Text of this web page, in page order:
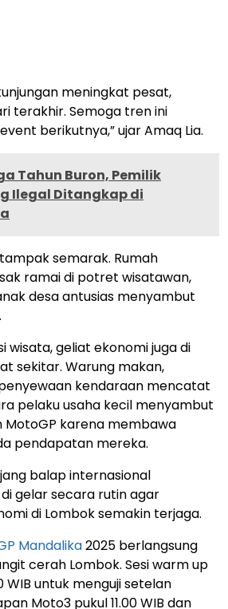
meningkat pesat,
terakhir. Semoga tren ini
berikutnya,” ujar Amaq Lia.
Tahun Buron, Pemilik
Ilegal Ditangkap di
semarak. Rumah
ramai di potret wisatawan,
desa antusias menyambut
wisata, geliat ekonomi juga di
sekitar. Warung makan,
kendaraan mencatat
pelaku usaha kecil menyambut
karena membawa
pendapatan mereka.
balap internasional
gelar secara rutin agar
di Lombok semakin terjaga.
Mandalika2025 berlangsung
cerah Lombok. Sesi warm up
WIB untuk menguji setelan
Moto3 pukul 11.00 WIB dan